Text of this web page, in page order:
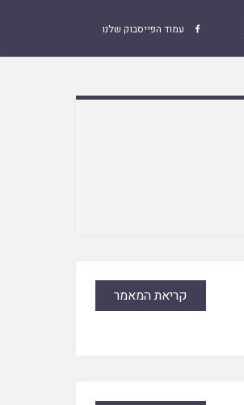
 עמוד הפייסבוק שלנו
קריאת המאמר